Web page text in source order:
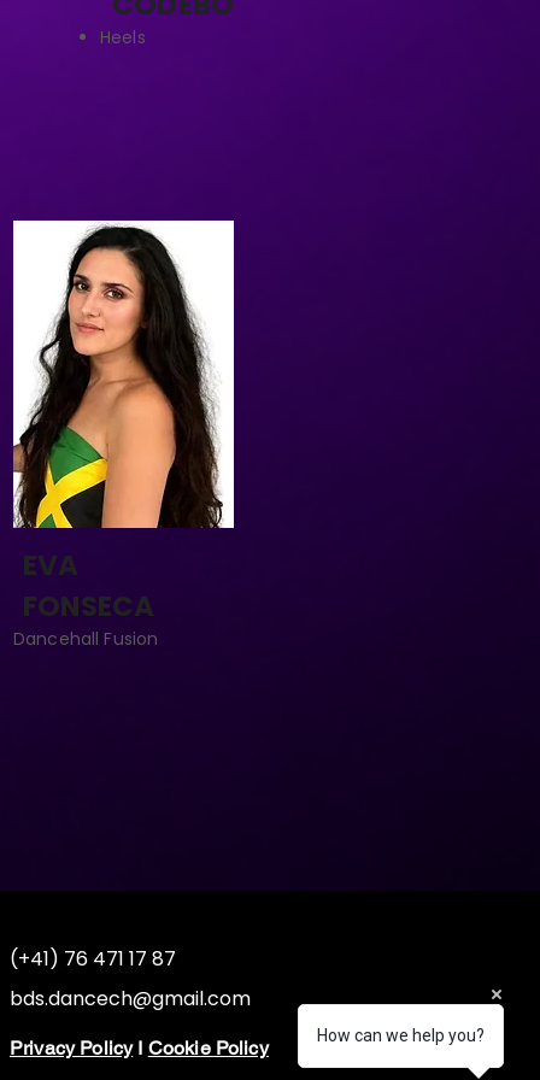
Heels
EVA
FONSECA
Dancehall Fusion
(+41) 76 471 17 87
bds.dancech@gmail.com
Privacy PolicyI Cookie Policy
How can we help you?